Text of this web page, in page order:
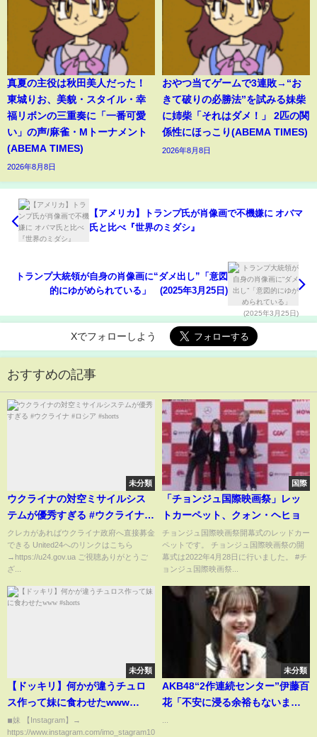
真夏の主役は秋田美人だった！
東城りお、美貌・スタイル・幸
福リボンの三重奏に「一番可愛
い」の声/麻雀・Mトーナメント
(ABEMA TIMES)
2026年8月8日
おやつ当てゲームで3連敗→“お
きて破りの必勝法”を試みる妹柴
に姉柴「それはダメ！」 2匹の関
係性にほっこり(ABEMA TIMES)
2026年8月8日
【アメリカ】トランプ氏が肖像画で不機嫌に オバマ
氏と比べ『世界のミダシ』
トランプ大統領が自身の肖像画に“ダメ出し”「意図
的にゆがめられている」 (2025年3月25日)
Xでフォローしよう
おすすめの記事
未分類
ウクライナの対空ミサイルシス
テムが優秀すぎる #ウクライナ #
ロシア #shorts
クレカがあればウクライナ政府へ直接募金
できる United24へのリンクはこちら
→https://u24.gov.ua ご視聴ありがとうご
ざ...
国際
「チョンジュ国際映画祭」レッ
トカーペット、クォン・ヘヒョ
チョンジュ国際映画祭開幕式のレッドカー
ペットです。 チョンジュ国際映画祭の開
幕式は2022年4月28日に行いました。 #チ
ョンジュ国際映画祭...
未分類
【ドッキリ】何かが違うチュロ
ス作って妹に食わせたwww
#shorts
◾︎妹 【Instagram】→
https://www.instagram.com/imo_stagram10/?
未分類
AKB48“2作連続センター”伊藤百
花「不安に浸る余裕もないま